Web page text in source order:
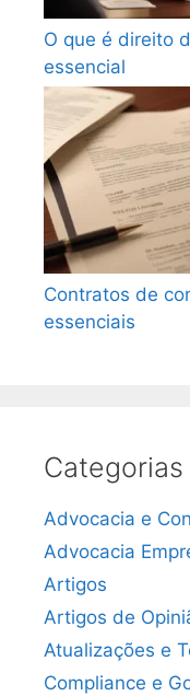
O que é direito
essencial
Contratos de
essenciais
Categorias
Advocacia e
Advocacia
Artigos
Artigos de
Atualizações e
Compliance e